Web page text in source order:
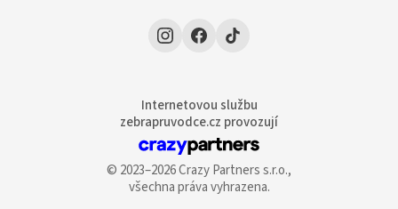
Internetovou službu
zebrapruvodce.cz provozují
© 2023–2026 Crazy Partners s.r.o.,
všechna práva vyhrazena.